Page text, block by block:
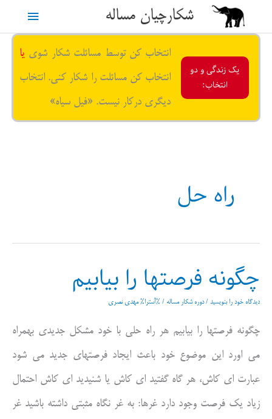
محتوا
شکارچیان مساله
فهرست
یک زندگی و دو
انتخاب:
انتخاب کن توسط مسائلت شکار شوی یا
انتخاب کن مسائلت را شکار کنی. انتخاب
دیگری درکار نیست. «فیل سیاه»
راه حل
چگونه فرصتها را بیابیم
دیدگاه‌ خود را بنویسید /دوره شکار مساله / %آسترا% مهدی نصری
چگونه فرصتها را بیابیم هر راه حلی با خود مشکل جدیدی بهمراه
می اورد این موضوع خود باعث ایجاد فرصتهای جدید می شود
عبارت ای کاش، هر گاه گفتید ای کاش یا شنیدید ای کاش احتمال
زیاد یک فرصت وجود دارد غرها: به غر نگاه مثبتی داشته باشید غر